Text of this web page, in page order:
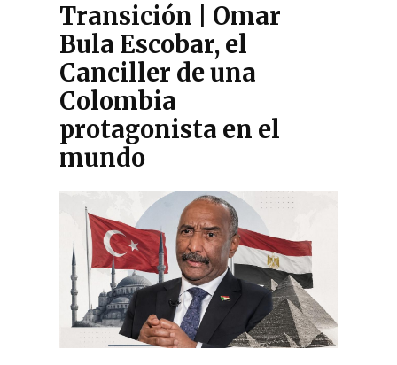
Transición | Omar
Bula Escobar, el
Canciller de una
Colombia
protagonista en el
mundo